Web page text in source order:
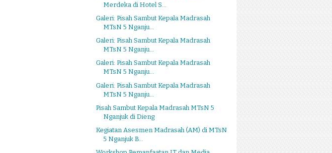
Merdeka di Hotel S...
Galeri: Pisah Sambut Kepala Madrasah
MTsN 5 Nganju...
Galeri: Pisah Sambut Kepala Madrasah
MTsN 5 Nganju...
Galeri: Pisah Sambut Kepala Madrasah
MTsN 5 Nganju...
Galeri: Pisah Sambut Kepala Madrasah
MTsN 5 Nganju...
Pisah Sambut Kepala Madrasah MTsN 5
Nganjuk di Dieng
Kegiatan Asesmen Madrasah (AM) di MTsN
5 Nganjuk B...